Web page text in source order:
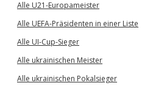
Alle U21-Europameister
Alle UEFA-Präsidenten in einer Liste
Alle UI-Cup-Sieger
Alle ukrainischen Meister
Alle ukrainischen Pokalsieger